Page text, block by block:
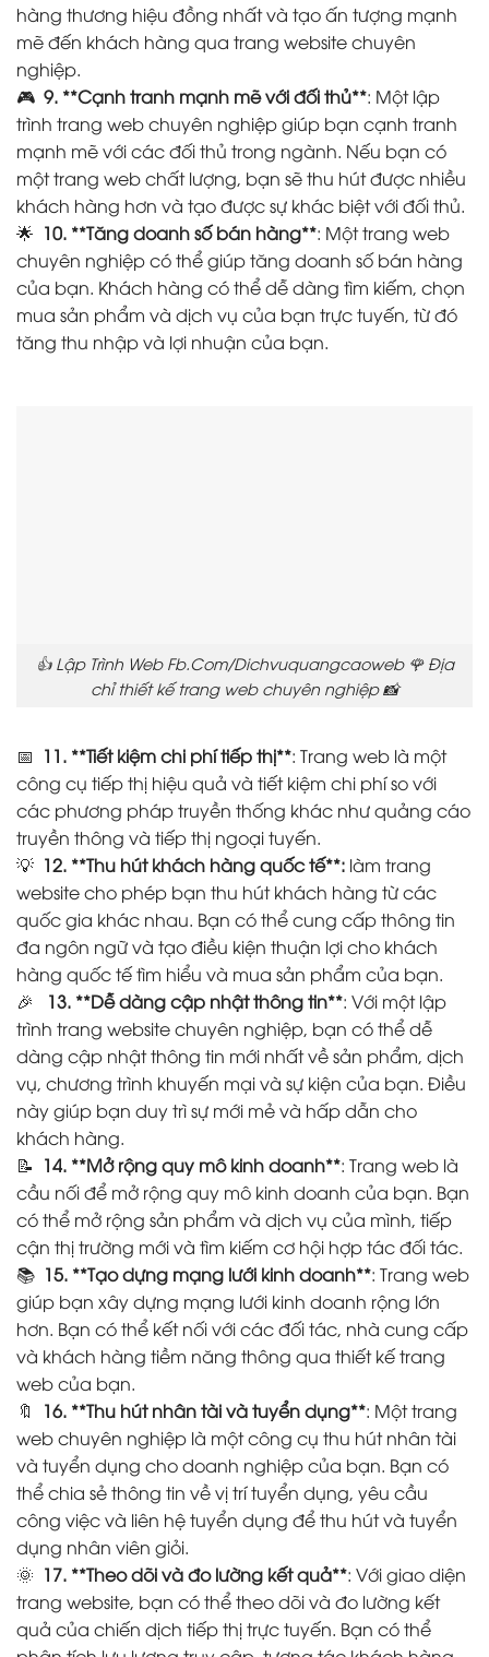
hàng thương hiệu đồng nhất và tạo ấn tượng mạnh
mẽ đến khách hàng qua trang website chuyên
nghiệp.
🎮 9. **Cạnh tranh mạnh mẽ với đối thủ**: Một lập
trình trang web chuyên nghiệp giúp bạn cạnh tranh
mạnh mẽ với các đối thủ trong ngành. Nếu bạn có
một trang web chất lượng, bạn sẽ thu hút được nhiều
khách hàng hơn và tạo được sự khác biệt với đối thủ.
🌟 10. **Tăng doanh số bán hàng**: Một trang web
chuyên nghiệp có thể giúp tăng doanh số bán hàng
của bạn. Khách hàng có thể dễ dàng tìm kiếm, chọn
mua sản phẩm và dịch vụ của bạn trực tuyến, từ đó
tăng thu nhập và lợi nhuận của bạn.
👍 Lập Trình Web Fb.Com/Dichvuquangcaoweb 🌹 Địa
chỉ thiết kế trang web chuyên nghiệp 📸
📅 11. **Tiết kiệm chi phí tiếp thị**: Trang web là một
công cụ tiếp thị hiệu quả và tiết kiệm chi phí so với
các phương pháp truyền thống khác như quảng cáo
truyền thông và tiếp thị ngoại tuyến.
💡 12. **Thu hút khách hàng quốc tế**: làm trang
website cho phép bạn thu hút khách hàng từ các
quốc gia khác nhau. Bạn có thể cung cấp thông tin
đa ngôn ngữ và tạo điều kiện thuận lợi cho khách
hàng quốc tế tìm hiểu và mua sản phẩm của bạn.
🎉 13. **Dễ dàng cập nhật thông tin**: Với một lập
trình trang website chuyên nghiệp, bạn có thể dễ
dàng cập nhật thông tin mới nhất về sản phẩm, dịch
vụ, chương trình khuyến mại và sự kiện của bạn. Điều
này giúp bạn duy trì sự mới mẻ và hấp dẫn cho
khách hàng.
📝 14. **Mở rộng quy mô kinh doanh**: Trang web là
cầu nối để mở rộng quy mô kinh doanh của bạn. Bạn
có thể mở rộng sản phẩm và dịch vụ của mình, tiếp
cận thị trường mới và tìm kiếm cơ hội hợp tác đối tác.
📚 15. **Tạo dựng mạng lưới kinh doanh**: Trang web
giúp bạn xây dựng mạng lưới kinh doanh rộng lớn
hơn. Bạn có thể kết nối với các đối tác, nhà cung cấp
và khách hàng tiềm năng thông qua thiết kế trang
web của bạn.
🔖
16. **Thu hút nhân tài và tuyển dụng**: Một trang
web chuyên nghiệp là một công cụ thu hút nhân tài
và tuyển dụng cho doanh nghiệp của bạn. Bạn có
thể chia sẻ thông tin về vị trí tuyển dụng, yêu cầu
công việc và liên hệ tuyển dụng để thu hút và tuyển
dụng nhân viên giỏi.
🌞 17. **Theo dõi và đo lường kết quả**: Với giao diện
trang website, bạn có thể theo dõi và đo lường kết
quả của chiến dịch tiếp thị trực tuyến. Bạn có thể